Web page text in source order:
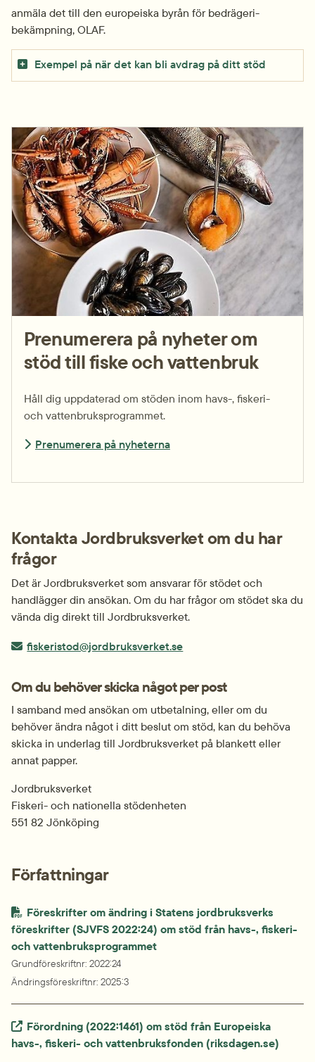
anmäla det till den europeiska byrån för bedrägeri­
bekämpning, OLAF.
Exempel på när det kan bli avdrag på ditt stöd
Prenumerera på nyheter om
stöd till fiske och vattenbruk
Håll dig uppdaterad om stöden inom havs-, fiskeri-
och vattenbruks­programmet.
Prenumerera på nyheterna
Kontakta Jordbruksverket om du har
frågor
Det är Jordbruksverket som ansvarar för stödet och
handlägger din ansökan. Om du har frågor om stödet ska du
vända dig direkt till Jordbruksverket.
E-post:
fiskeristod@jordbruksverket.se
Om du behöver skicka något per post
I samband med ansökan om utbetalning, eller om du
behöver ändra något i ditt beslut om stöd, kan du behöva
skicka in underlag till Jordbruksverket på blankett eller
annat papper.
Jordbruksverket
Fiskeri- och nationella stödenheten
551 82 Jönköping
Författningar
Föreskrifter om ändring i Statens jordbruksverks
föreskrifter (SJVFS 2022:24) om stöd från havs-, fiskeri-
och vattenbruksprogrammet
Grundföreskriftnr: 2022:24
Ändringsföreskriftnr: 2025:3
Extern länk.
Förordning (2022:1461) om stöd från Europeiska
havs-, fiskeri- och vattenbruksfonden (riksdagen.se)